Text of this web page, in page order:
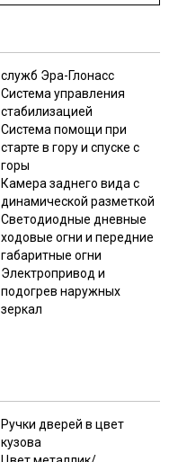
служб Эра-Глонасс
Система управления
стабилизацией
Система помощи при
старте в гору и спуске с
горы
Камера заднего вида с
динамической разметкой
Светодиодные дневные
ходовые огни и передние
габаритные огни
Электропривод и
подогрев наружных
зеркал
Ручки дверей в цвет
кузова